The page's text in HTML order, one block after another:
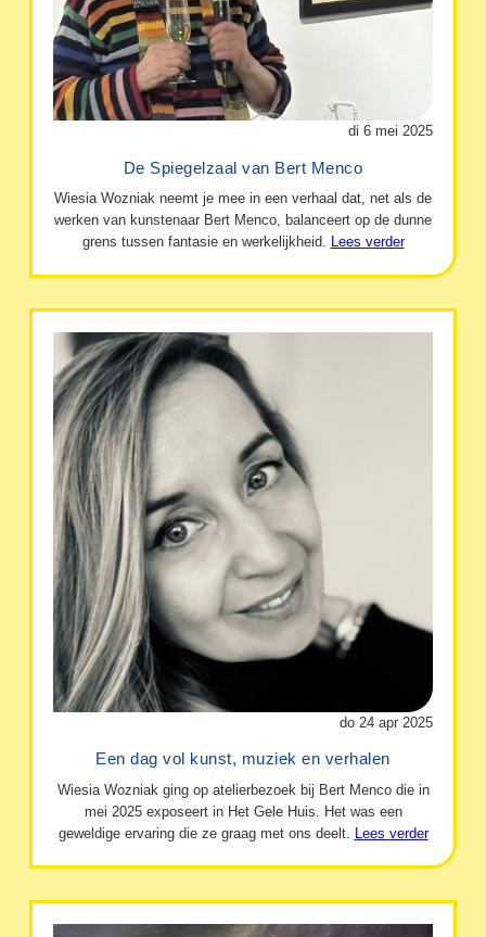
di 6 mei 2025
De Spiegelzaal van Bert Menco
Wiesia Wozniak neemt je mee in een verhaal dat, net als de
werken van kunstenaar Bert Menco, balanceert op de dunne
grens tussen fantasie en werkelijkheid. Lees verder
do 24 apr 2025
Een dag vol kunst, muziek en verhalen
Wiesia Wozniak ging op atelierbezoek bij Bert Menco die in
mei 2025 exposeert in Het Gele Huis. Het was een
geweldige ervaring die ze graag met ons deelt.
Lees verder